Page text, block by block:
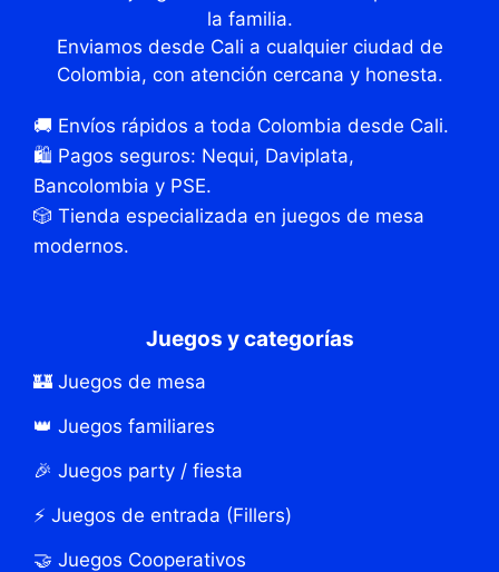
la familia.
Enviamos desde Cali a cualquier ciudad de
Colombia, con atención cercana y honesta.
🚚 Envíos rápidos a toda Colombia desde Cali.
🛍️ Pagos seguros: Nequi, Daviplata,
Bancolombia y PSE.
🎲 Tienda especializada en juegos de mesa
modernos.
Juegos y categorías
🏰 Juegos de mesa
👑 Juegos familiares
🎉 Juegos party / fiesta
⚡ Juegos de entrada (Fillers)
🤝 Juegos Cooperativos